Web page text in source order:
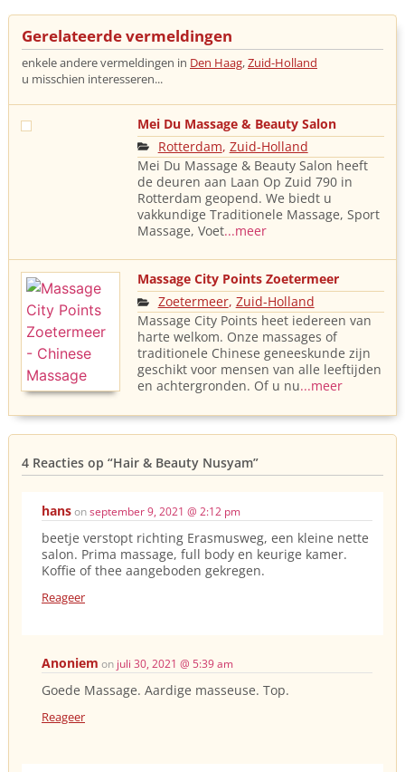
Gerelateerde vermeldingen
enkele andere vermeldingen in Den Haag,Zuid-Holland
u misschien interesseren...
Mei Du Massage & Beauty Salon
Rotterdam, Zuid-Holland
Mei Du Massage & Beauty Salon heeft
de deuren aan Laan Op Zuid 790 in
Rotterdam geopend. We biedt u
vakkundige Traditionele Massage, Sport
Massage, Voet...meer
Massage City Points Zoetermeer
Zoetermeer, Zuid-Holland
Massage City Points heet iedereen van
harte welkom. Onze massages of
traditionele Chinese geneeskunde zijn
geschikt voor mensen van alle leeftijden
en achtergronden. Of u nu...meer
4 Reacties op “Hair & Beauty Nusyam”
hansonseptember 9, 2021 @ 2:12 pm
beetje verstopt richting Erasmusweg, een kleine nette
salon. Prima massage, full body en keurige kamer.
Koffie of thee aangeboden gekregen.
Reageer
Anoniem on juli 30, 2021 @ 5:39 am
Goede Massage. Aardige masseuse. Top.
Reageer